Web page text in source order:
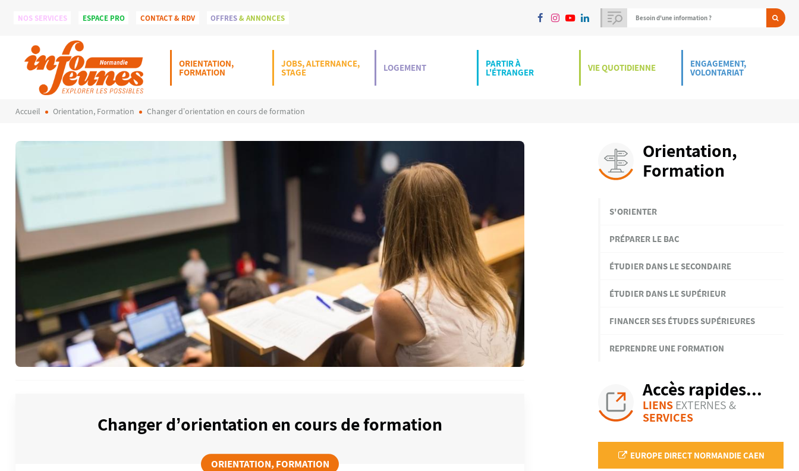
NOS SERVICES ESPACE PRO CONTACT & RDV OFFRES& ANNONCES
ORIENTATION,
FORMATION
JOBS, ALTERNANCE,
STAGE LOGEMENT PARTIR À
L'ÉTRANGER VIE QUOTIDIENNE ENGAGEMENT,
VOLONTARIAT
Accueil Orientation, Formation Changer d’orientation en cours de formation
Orientation,
Formation
S'ORIENTER
PRÉPARER LE BAC
ÉTUDIER DANS LE SECONDAIRE
ÉTUDIER DANS LE SUPÉRIEUR
FINANCER SES ÉTUDES SUPÉRIEURES
REPRENDRE UNE FORMATION
Accès rapides...
LIENS EXTERNES &
SERVICES
EUROPE DIRECT NORMANDIE CAEN
Changer d’orientation en cours de formation
ORIENTATION, FORMATION